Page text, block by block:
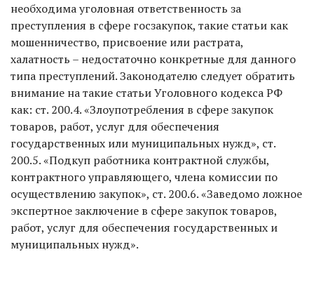
необходима уголовная ответственность за
преступления в сфере госзакупок, такие статьи как
мошенничество, присвоение или растрата,
халатность – недостаточно конкретные для данного
типа преступлений. Законодателю следует обратить
внимание на такие статьи Уголовного кодекса РФ
как: ст. 200.4. «Злоупотребления в сфере закупок
товаров, работ, услуг для обеспечения
государственных или муниципальных нужд», ст.
200.5. «Подкуп работника контрактной службы,
контрактного управляющего, члена комиссии по
осуществлению закупок», ст. 200.6. «Заведомо ложное
экспертное заключение в сфере закупок товаров,
работ, услуг для обеспечения государственных и
муниципальных нужд».